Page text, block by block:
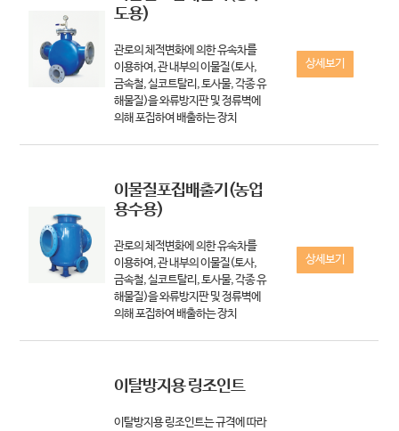
도용)
관로의 체적변화에 의한 유속차를
이용하여, 관 내부의 이물질(토사,
금속철, 실코트탈리, 토사물, 각종 유
해물질)을 와류방지판 및 정류벽에
의해 포집하여 배출하는 장치
상세보기
이물질포집배출기(농업
용수용)
관로의 체적변화에 의한 유속차를
이용하여, 관 내부의 이물질(토사,
금속철, 실코트탈리, 토사물, 각종 유
해물질)을 와류방지판 및 정류벽에
의해 포집하여 배출하는 장치
상세보기
이탈방지용 링조인트
이탈방지용 링조인트는 규격에 따라